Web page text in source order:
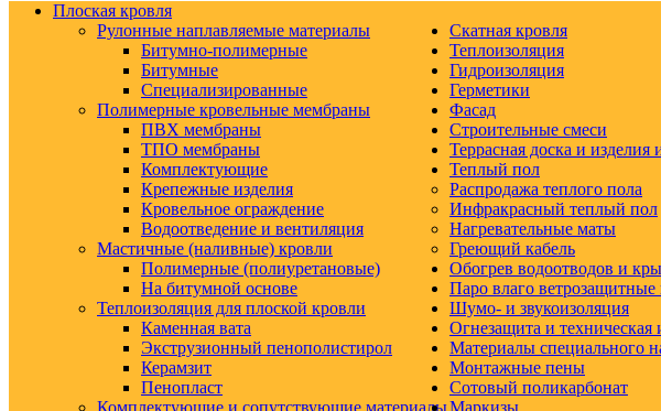
Плоская кровля
Рулонные наплавляемые материалы
Битумно-полимерные
Битумные
Специализированные
Полимерные кровельные мембраны
ПВХ мембраны
ТПО мембраны
Комплектующие
Крепежные изделия
Кровельное ограждение
Водоотведение и вентиляция
Мастичные (наливные) кровли
Полимерные (полиуретановые)
На битумной основе
Теплоизоляция для плоской кровли
Каменная вата
Экструзионный пенополистирол
Керамзит
Пенопласт
Комплектующие и сопутствующие материалы
Скатная кровля
Теплоизоляция
Гидроизоляция
Герметики
Фасад
Строительные смеси
Террасная доска и
Теплый пол
Распродажа теплого пола
Инфракрасный теплый пол
Нагревательные маты
Греющий кабель
Обогрев водоотводов и
Паро влаго
Шумо- и звукоизоляция
Огнезащита и техническая
Материалы специального
Монтажные пены
Сотовый поликарбонат
Маркизы